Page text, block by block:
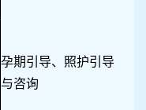
孕期引导、照护引导、发
与咨询